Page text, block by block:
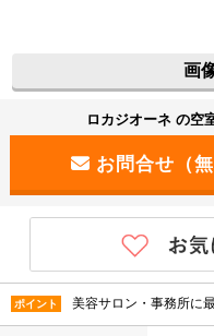
画
ロカジオーネ の空
ポイント 美容サロン・事務所に